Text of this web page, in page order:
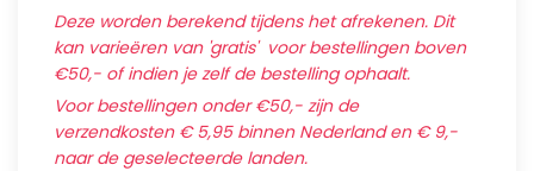
Deze worden berekend tijdens het afrekenen. Dit
kan varieëren van 'gratis' voor bestellingen boven
€50,- of indien je zelf de bestelling ophaalt.
Voor bestellingen onder €50,- zijn de
verzendkosten € 5,95 binnen Nederland en € 9,-
naar de geselecteerde landen.